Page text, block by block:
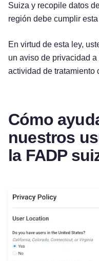
Suiza y recopile datos
región debe cumplir esta
En virtud de esta ley,
un aviso de privacidad
actividad de tratamiento
Cómo
nuestros
la FADP